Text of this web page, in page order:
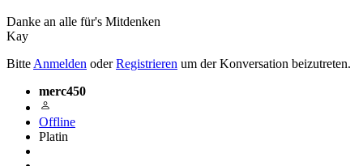
Danke an alle für's Mitdenken
Kay
Bitte Anmelden oderRegistrieren um der Konversation beizutreten.
merc450
Offline
Platin